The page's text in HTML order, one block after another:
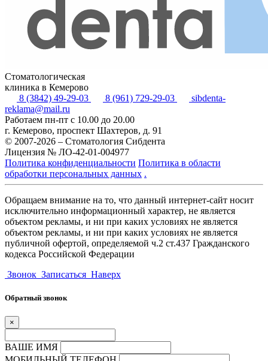
Стоматологическая
клиника в Кемерово
8 (3842) 49-29-03
8 (961) 729-29-03
sibdenta-
reklama@mail.ru
Работаем пн-пт с 10.00 до 20.00
г. Кемерово, проспект Шахтеров, д. 91
© 2007-2026 – Стоматология Сибдента
Лицензия № ЛО-42-01-004977
Политика конфиденциальности Политика в области
обработки персональных данных .
Обращаем внимание на то, что данный интернет-сайт носит
исключительно информационный характер, не является
объектом рекламы, и ни при каких условиях не является
объектом рекламы, и ни при каких условиях не является
публичной офертой, определяемой ч.2 ст.437 Гражданского
кодекса Российской Федерации
Звонок Записаться Наверх
Обратный звонок
×
ВАШЕ ИМЯ